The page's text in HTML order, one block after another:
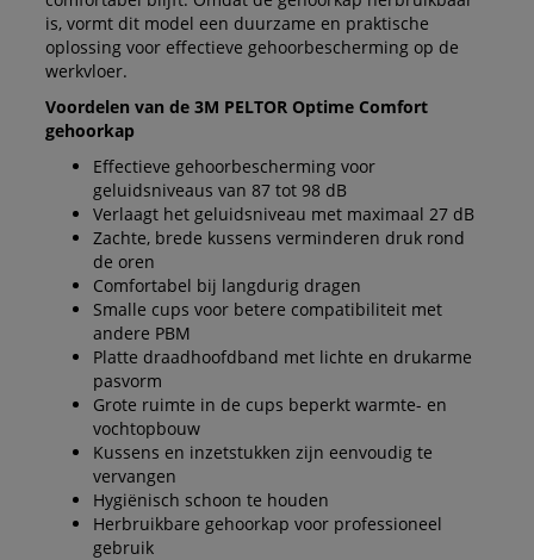
is, vormt dit model een duurzame en praktische
oplossing voor effectieve gehoorbescherming op de
werkvloer.
Voordelen van de 3M PELTOR Optime Comfort
gehoorkap
Effectieve gehoorbescherming voor
geluidsniveaus van 87 tot 98 dB
Verlaagt het geluidsniveau met maximaal 27 dB
Zachte, brede kussens verminderen druk rond
de oren
Comfortabel bij langdurig dragen
Smalle cups voor betere compatibiliteit met
andere PBM
Platte draadhoofdband met lichte en drukarme
pasvorm
Grote ruimte in de cups beperkt warmte- en
vochtopbouw
Kussens en inzetstukken zijn eenvoudig te
vervangen
Hygiënisch schoon te houden
Herbruikbare gehoorkap voor professioneel
gebruik